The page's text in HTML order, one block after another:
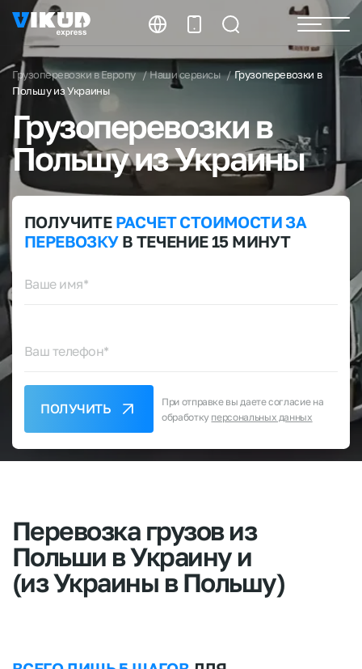
Грузоперевозки в Европу Наши сервисы
Грузоперевозки в
Польшу из Украины
Грузоперевозкив
Польшу из Украины
ПОЛУЧИТЕ РАСЧЕТСТОИМОСТИЗА
ПЕРЕВОЗКУВ ТЕЧЕНИЕ 15 МИНУТ
Ваше имя*
Ваш телефон*
ПОЛУЧИТЬ
При отправке вы даете согласие на
обработку персональных данных
Перевозка грузов из
Польши вУкраину и
(изУкраиныв Польшу)